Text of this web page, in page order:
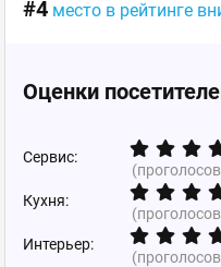
#4 место в рейтинге
Оценки
Сервис:
Кухня:
Интерьер: